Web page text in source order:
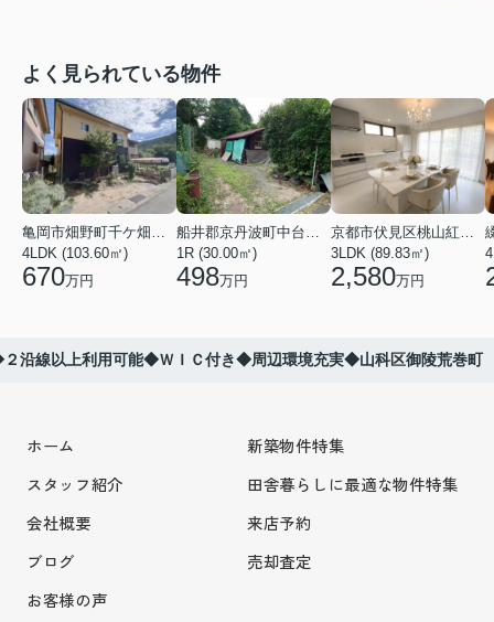
よく見られている物件
亀岡市畑野町千ケ畑高橋
4LDK (103.60㎡)
670万円
船井郡京丹波町中台土橋
1R (30.00㎡)
498万円
京都市伏見区桃山紅雪町
3LDK (89.83㎡)
2,580万円
沿線以上利用可能◆ＷＩＣ付き◆周辺環境充実◆山科区御陵荒巻町
ホーム
スタッフ紹介
会社概要
ブログ
お客様の声
新築物件特集
田舎暮らしに最適な物件特集
来店予約
売却査定